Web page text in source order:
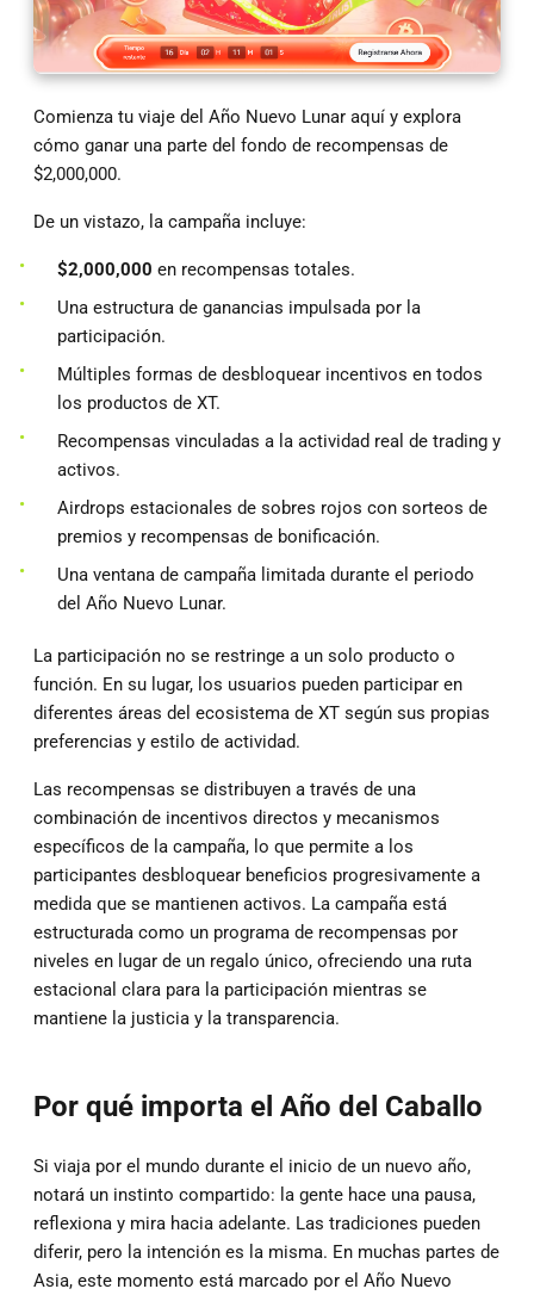
Comienza tu viaje del Año Nuevo Lunar aquí y explora
cómo ganar una parte del fondo de recompensas de
$2,000,000.
De un vistazo, la campaña incluye:
$2,000,000 en recompensas totales.
Una estructura de ganancias impulsada por la
participación.
Múltiples formas de desbloquear incentivos en todos
los productos de XT.
Recompensas vinculadas a la actividad real de trading y
activos.
Airdrops estacionales de sobres rojos con sorteos de
premios y recompensas de bonificación.
Una ventana de campaña limitada durante el periodo
del Año Nuevo Lunar.
La participación no se restringe a un solo producto o
función. En su lugar, los usuarios pueden participar en
diferentes áreas del ecosistema de XT según sus propias
preferencias y estilo de actividad.
Las recompensas se distribuyen a través de una
combinación de incentivos directos y mecanismos
específicos de la campaña, lo que permite a los
participantes desbloquear beneficios progresivamente a
medida que se mantienen activos. La campaña está
estructurada como un programa de recompensas por
niveles en lugar de un regalo único, ofreciendo una ruta
estacional clara para la participación mientras se
mantiene la justicia y la transparencia.
Por qué importa el Año del Caballo
Si viaja por el mundo durante el inicio de un nuevo año,
notará un instinto compartido: la gente hace una pausa,
reflexiona y mira hacia adelante. Las tradiciones pueden
diferir, pero la intención es la misma. En muchas partes de
Asia, este momento está marcado por el Año Nuevo